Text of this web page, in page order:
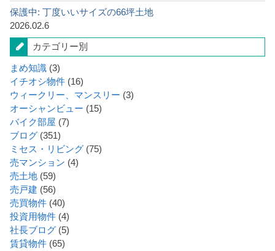
保護中: 丁度いいサイズの66坪土地
2026.02.6
カテゴリー別
まめ知識 (3)
イチオシ物件 (16)
ウィークリー、マンスリー (3)
オーシャンビュー (15)
バイク部屋 (7)
ブログ (351)
ミセス・リビング (75)
売マンション (4)
売土地 (59)
売戸建 (56)
売買物件 (40)
投資用物件 (4)
社長ブログ (5)
賃貸物件 (65)